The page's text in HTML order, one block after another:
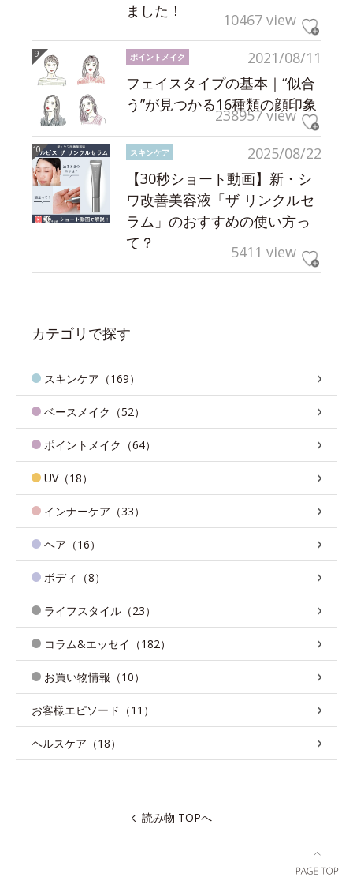
ました！
10467 view
2021/08/11
ポイントメイク
フェイスタイプの基本｜“似合
う”が見つかる16種類の顔印象
238957 view
2025/08/22
スキンケア
【30秒ショート動画】新・シ
ワ改善美容液「ザ リンクルセ
ラム」のおすすめの使い方っ
て？
5411 view
カテゴリで探す
スキンケア（169）
ベースメイク（52）
ポイントメイク（64）
UV（18）
インナーケア（33）
ヘア（16）
ボディ（8）
ライフスタイル（23）
コラム&エッセイ（182）
お買い物情報（10）
お客様エピソード（11）
ヘルスケア（18）
読み物 TOPへ